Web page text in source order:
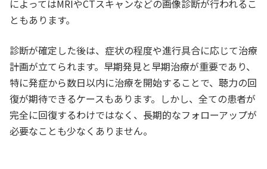
によってはMRIやCTスキャンなどの画像診断が行われるこ
ともあります。
診断が確定した後は、症状の程度や進行具合に応じて治療
計画が立てられます。早期発見と早期治療が重要であり、
特に発症から数日以内に治療を開始することで、聴力の回
復が期待できるケースもあります。しかし、全ての患者が
完全に回復するわけではなく、長期的なフォローアップが
必要なことも少なくありません。